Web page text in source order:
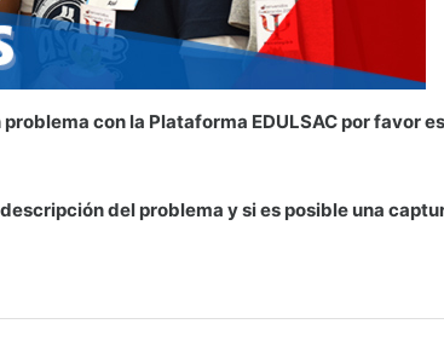
con la Plataforma EDULSAC por favor
del problema y si es posible una